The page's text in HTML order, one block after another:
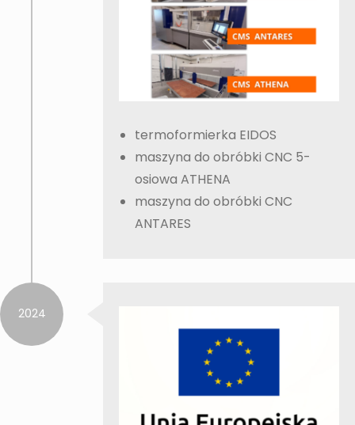
termoformierka EIDOS
maszyna do obróbki CNC 5-
osiowa ATHENA
maszyna do obróbki CNC
ANTARES
2024